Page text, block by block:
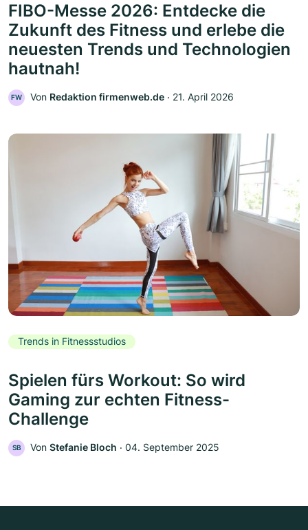
FIBO-Messe 2026: Entdecke die
Zukunft des Fitness und erlebe die
neuesten Trends und Technologien
hautnah!
FW Von Redaktion firmenweb.de ‧ 21. April 2026
Trends in Fitnessstudios
Spielen fürs Workout: So wird
Gaming zur echten Fitness-
Challenge
SB Von Stefanie Bloch ‧ 04. September 2025